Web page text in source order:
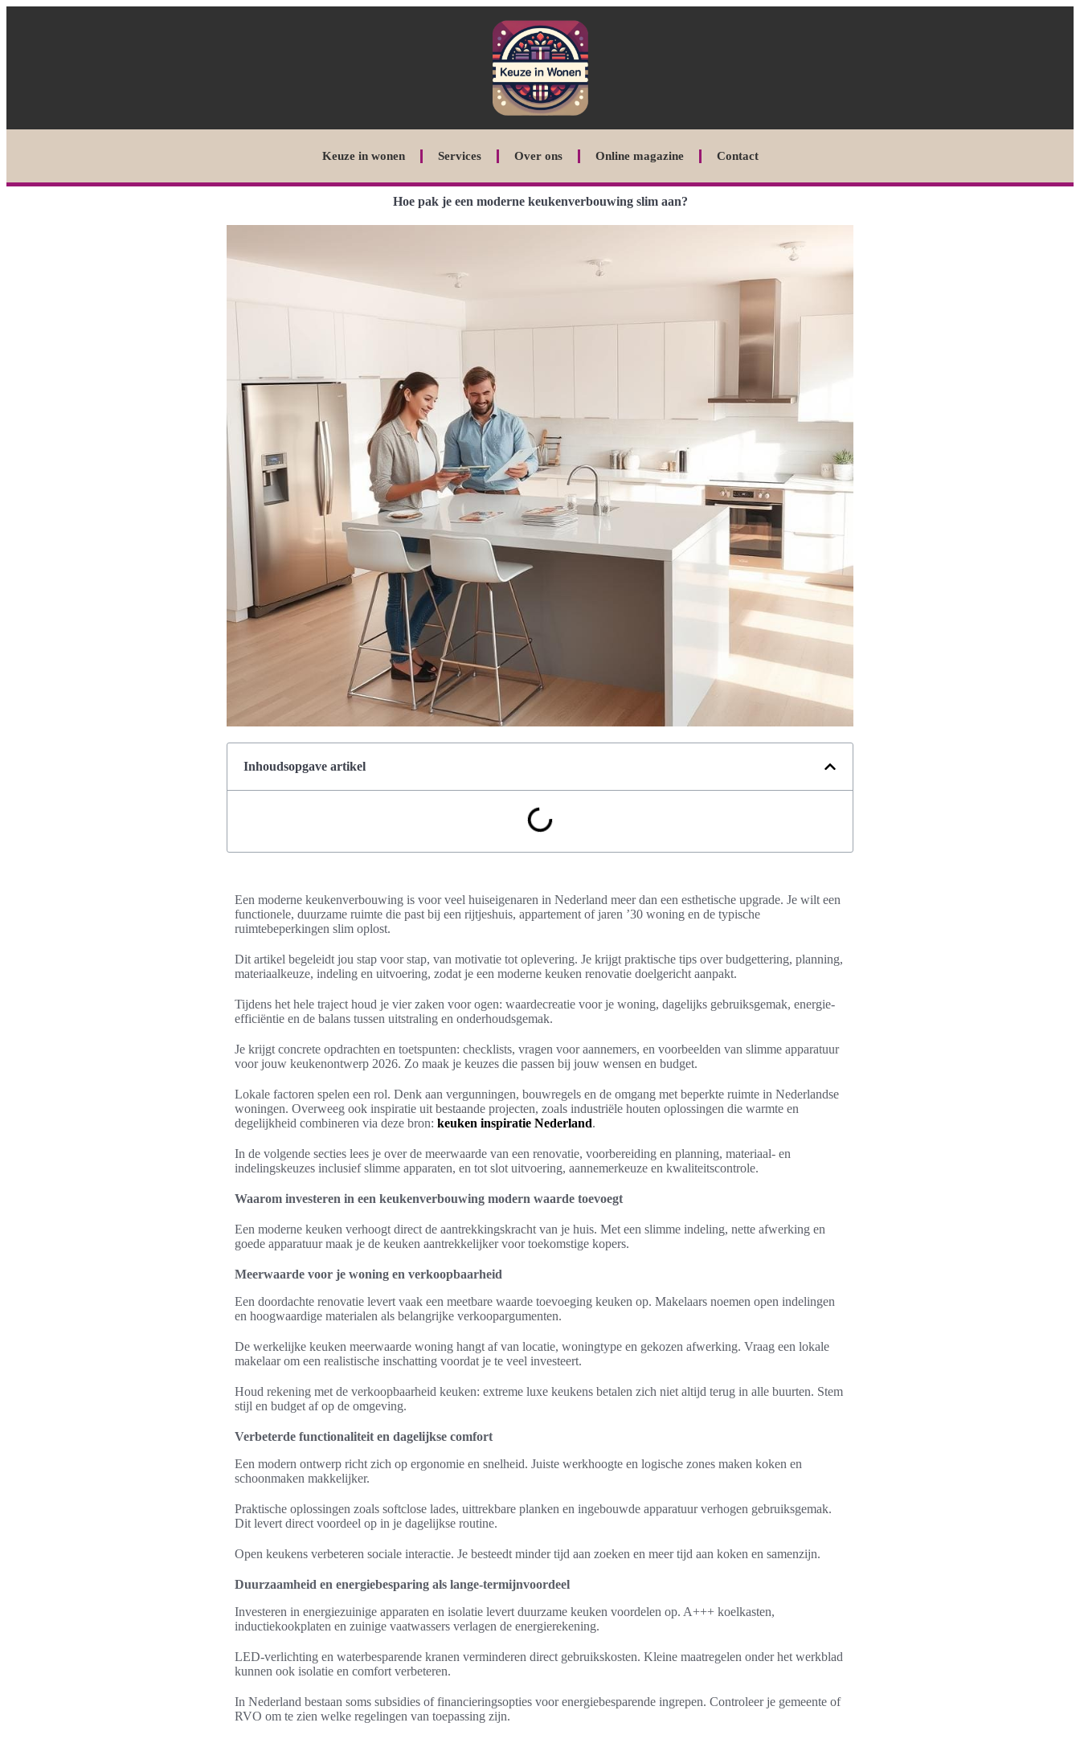
Keuze in wonen Services Over ons Online magazine Contact
Hoe pak je een moderne keukenverbouwing slim aan?
Inhoudsopgave artikel
Een moderne keukenverbouwing is voor veel huiseigenaren in Nederland meer dan een esthetische upgrade. Je wilt een
functionele, duurzame ruimte die past bij een rijtjeshuis, appartement of jaren ’30 woning en de typische
ruimtebeperkingen slim oplost.
Dit artikel begeleidt jou stap voor stap, van motivatie tot oplevering. Je krijgt praktische tips over budgettering, planning,
materiaalkeuze, indeling en uitvoering, zodat je een moderne keuken renovatie doelgericht aanpakt.
Tijdens het hele traject houd je vier zaken voor ogen: waardecreatie voor je woning, dagelijks gebruiksgemak, energie-
efficiëntie en de balans tussen uitstraling en onderhoudsgemak.
Je krijgt concrete opdrachten en toetspunten: checklists, vragen voor aannemers, en voorbeelden van slimme apparatuur
voor jouw keukenontwerp 2026. Zo maak je keuzes die passen bij jouw wensen en budget.
Lokale factoren spelen een rol. Denk aan vergunningen, bouwregels en de omgang met beperkte ruimte in Nederlandse
woningen. Overweeg ook inspiratie uit bestaande projecten, zoals industriële houten oplossingen die warmte en
degelijkheid combineren via deze bron: keuken inspiratie Nederland.
In de volgende secties lees je over de meerwaarde van een renovatie, voorbereiding en planning, materiaal- en
indelingskeuzes inclusief slimme apparaten, en tot slot uitvoering, aannemerkeuze en kwaliteitscontrole.
Waarom investeren in een keukenverbouwing modern waarde toevoegt
Een moderne keuken verhoogt direct de aantrekkingskracht van je huis. Met een slimme indeling, nette afwerking en
goede apparatuur maak je de keuken aantrekkelijker voor toekomstige kopers.
Meerwaarde voor je woning en verkoopbaarheid
Een doordachte renovatie levert vaak een meetbare waarde toevoeging keuken op. Makelaars noemen open indelingen
en hoogwaardige materialen als belangrijke verkoopargumenten.
De werkelijke keuken meerwaarde woning hangt af van locatie, woningtype en gekozen afwerking. Vraag een lokale
makelaar om een realistische inschatting voordat je te veel investeert.
Houd rekening met de verkoopbaarheid keuken: extreme luxe keukens betalen zich niet altijd terug in alle buurten. Stem
stijl en budget af op de omgeving.
Verbeterde functionaliteit en dagelijkse comfort
Een modern ontwerp richt zich op ergonomie en snelheid. Juiste werkhoogte en logische zones maken koken en
schoonmaken makkelijker.
Praktische oplossingen zoals softclose lades, uittrekbare planken en ingebouwde apparatuur verhogen gebruiksgemak.
Dit levert direct voordeel op in je dagelijkse routine.
Open keukens verbeteren sociale interactie. Je besteedt minder tijd aan zoeken en meer tijd aan koken en samenzijn.
Duurzaamheid en energiebesparing als lange-termijnvoordeel
Investeren in energiezuinige apparaten en isolatie levert duurzame keuken voordelen op. A+++ koelkasten,
inductiekookplaten en zuinige vaatwassers verlagen de energierekening.
LED-verlichting en waterbesparende kranen verminderen direct gebruikskosten. Kleine maatregelen onder het werkblad
kunnen ook isolatie en comfort verbeteren.
In Nederland bestaan soms subsidies of financieringsopties voor energiebesparende ingrepen. Controleer je gemeente of
RVO om te zien welke regelingen van toepassing zijn.